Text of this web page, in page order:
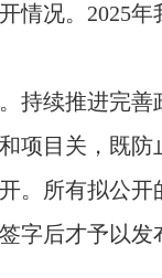
情况。2025
持续推进完
项目关，既防
。所有拟公开
字后才予以发